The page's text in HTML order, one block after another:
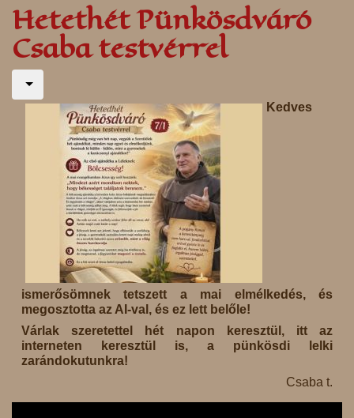
Hetethét Pünkösdváró
Csaba testvérrel
Kedves
ismerősömnek tetszett a mai elmélkedés, és
megosztotta az AI-val, és ez lett belőle!
Várlak szeretettel hét napon keresztül, itt az
interneten keresztül is, a pünkösdi lelki
zarándokutunkra!
Csaba t.